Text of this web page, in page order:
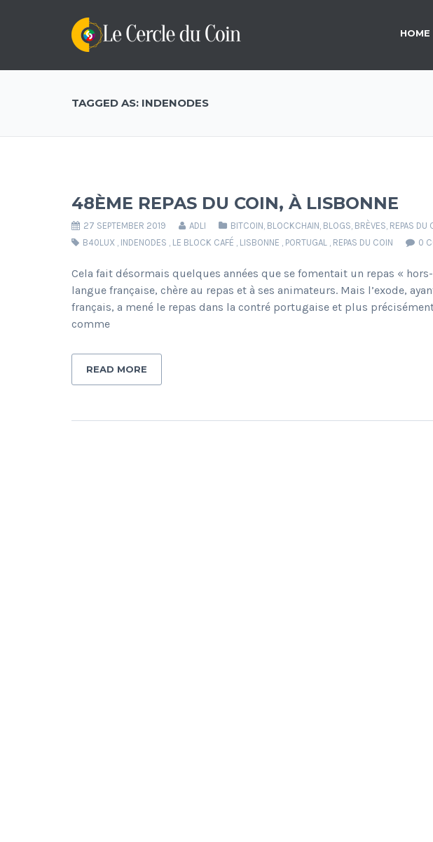
HOME
TAGGED AS: INDENODES
48ÈME REPAS DU COIN, À LISBONNE
27 SEPTEMBER 2019 ADLI BITCOIN, BLOCKCHAIN, BLOGS, BRÈVES, REPAS DU
B40LUX , INDENODES , LE BLOCK CAFÉ , LISBONNE , PORTUGAL , REPAS DU COIN 0
Cela fait désormais quelques années que se fomentait un repas «
langue française, chère au repas et à ses animateurs. Mais l’exode,
français, a mené le repas dans la contré portugaise et plus
comme
READ MORE